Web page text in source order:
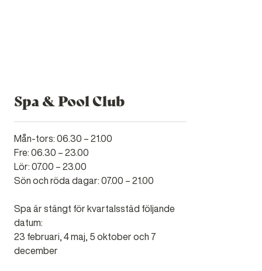
Spa & Pool Club
Mån-tors: 06.30 – 21.00
Fre: 06.30 – 23.00
Lör: 07.00 – 23.00
Sön och röda dagar: 07.00 – 21.00
Spa är stängt för kvartalsstäd följande
datum:
23 februari, 4 maj, 5 oktober och 7
december